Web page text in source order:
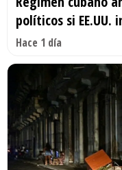
políticos si
Hace 1 día